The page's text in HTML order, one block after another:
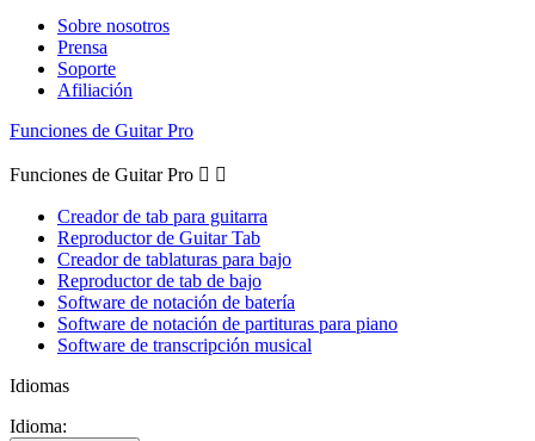
Sobre nosotros
Prensa
Soporte
Afiliación
Funciones de Guitar Pro
Funciones de Guitar Pro  
Creador de tab para guitarra
Reproductor de Guitar Tab
Creador de tablaturas para bajo
Reproductor de tab de bajo
Software de notación de batería
Software de notación de partituras para piano
Software de transcripción musical
Idiomas
Idioma: